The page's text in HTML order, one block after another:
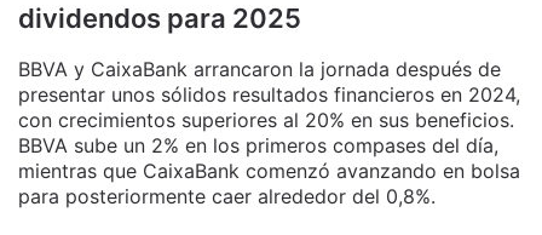
dividendos para 2025
BBVA y CaixaBank arrancaron la jornada después de
presentar unos sólidos resultados financieros en 2024,
con crecimientos superiores al 20% en sus beneficios.
BBVA sube un 2% en los primeros compases del día,
mientras que CaixaBank comenzó avanzando en bolsa
para posteriormente caer alrededor del 0,8%.